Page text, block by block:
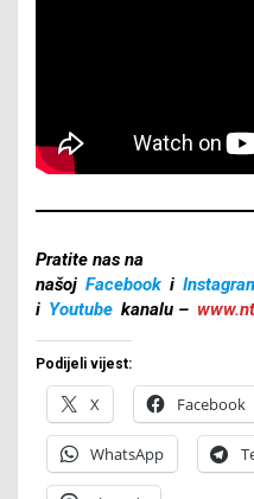
Pratite nas na
našoj Facebook i
i Youtube kanalu –
Podijeli vijest:
X Facebook
WhatsApp